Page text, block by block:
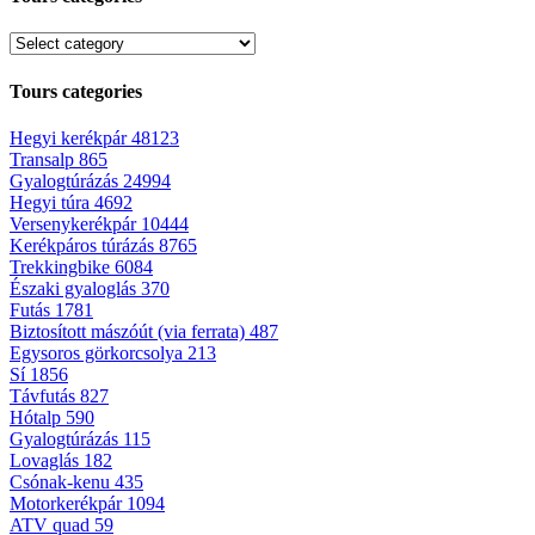
Tours categories
Hegyi kerékpár48123
Transalp 865
Gyalogtúrázás 24994
Hegyi túra 4692
Versenykerékpár 10444
Kerékpáros túrázás 8765
Trekkingbike 6084
Északi gyaloglás 370
Futás 1781
Biztosított mászóút (via ferrata) 487
Egysoros görkorcsolya 213
Sí 1856
Távfutás 827
Hótalp 590
Gyalogtúrázás 115
Lovaglás 182
Csónak-kenu 435
Motorkerékpár 1094
ATV quad 59